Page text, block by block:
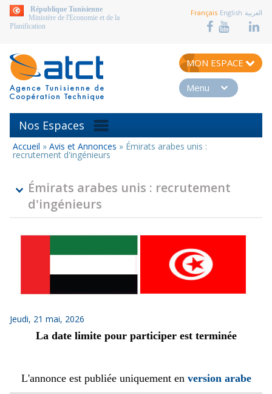
aller au contenu
République Tunisienne
Ministère de l'Economie et de la
Planification
Français English العربية
MON ESPACE
Menu
Nos Espaces
Vous
êtes
Accueil » Avis et Annonces » Émirats arabes unis :
recrutement d'ingénieurs
Émirats arabes unis : recrutement
d'ingénieurs
Jeudi, 21 mai, 2026
La date limite pour participer est terminée
L'annonce est publiée uniquement enversion arabe